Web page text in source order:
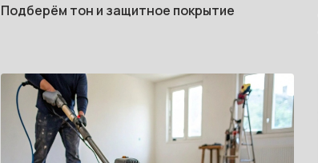
Подберём тон и защитное покрытие